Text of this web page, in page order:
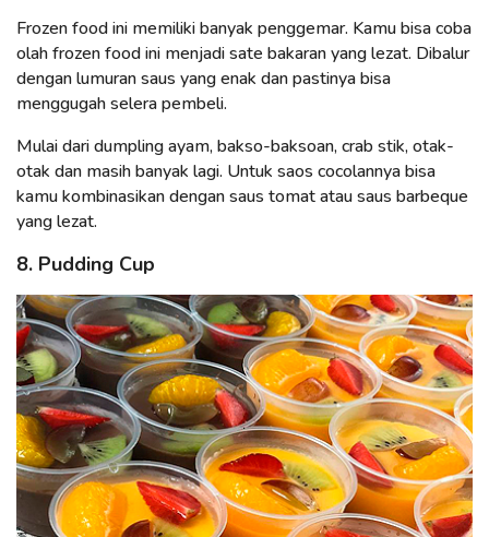
Frozen food ini memiliki banyak penggemar. Kamu bisa coba
olah frozen food ini menjadi sate bakaran yang lezat. Dibalur
dengan lumuran saus yang enak dan pastinya bisa
menggugah selera pembeli.
Mulai dari dumpling ayam, bakso-baksoan, crab stik, otak-
otak dan masih banyak lagi. Untuk saos cocolannya bisa
kamu kombinasikan dengan saus tomat atau saus barbeque
yang lezat.
8. Pudding Cup